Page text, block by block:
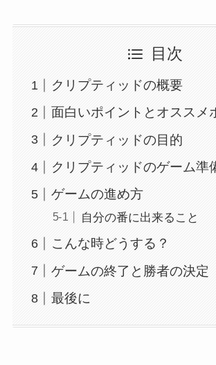
目次
クリプティッドの概要
面白いポイントとオススメ
クリプティッドの目的
クリプティッドのゲーム準
ゲームの進め方
自分の番に出来ること
こんな時どうする？
ゲームの終了と勝者の決定
最後に